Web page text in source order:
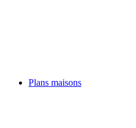
Plans maisons